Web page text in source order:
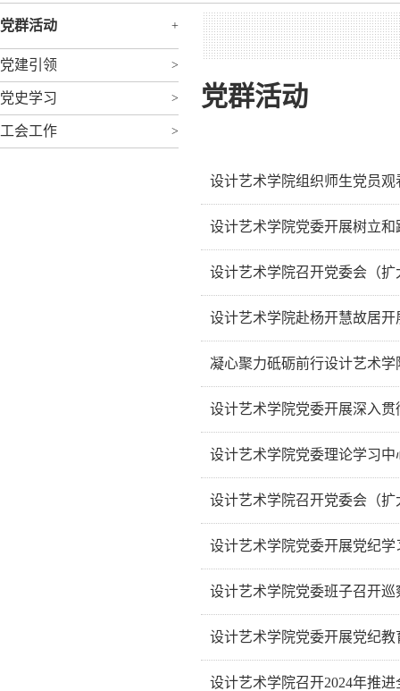
+
党群活动
>
党建引领
>
党史学习
>
工会工作
党群活动
设计艺术学院组织师生党员
7月1日上午10时，庆祝中国共产
设计艺术学院党委开展树立
为深入推进树立和践行正确政绩
设计艺术学院召开党委会（扩
5月6日下午，学院党委召开扩大
设计艺术学院赴杨开慧故居
为深入学习贯彻党的二十届四中
凝心聚力砥砺前行设计艺术
7月1日下午，设计艺术学院在建
设计艺术学院党委开展深入
5月16日至17日，设计艺术学院
设计艺术学院党委理论学习
5月14日下午，设计艺术学院党委
设计艺术学院召开党委会（
4月1日下午，设计艺术学院在建
设计艺术学院党委开展党纪
7月19日，设计艺术学院党委组
设计艺术学院党委班子召开
6月21日上午，学院党委班子在艺
设计艺术学院党委开展党纪
5月21日下午，设计艺术学院党委
设计艺术学院召开2024年推